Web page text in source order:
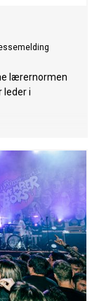
lærernormen
leder i